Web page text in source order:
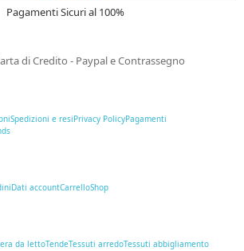
Pagamenti Sicuri al 100%
di Credito - Paypal e Contrassegno
Spedizioni e resiPrivacy PolicyPagamenti
Dati accountCarrelloShop
da lettoTendeTessuti arredoTessuti abbigliamento